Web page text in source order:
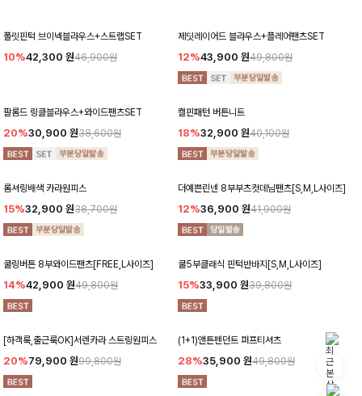
폴릿핀턱 브이넥블라우스+스트랩SET
10%42,300 원46,900원
제딧레이어드 블라우스+플레어팬츠SET
12%43,900 원49,800원
팔롬드 링클블라우스+와이드팬츠SET
20%30,900 원38,600원
캘핀패턴 버튼니트
18%32,900 원40,100원
롬셔링배색 카라원피스
15%32,900 원38,700원
더예쁜린넨 8부부츠컷데님팬츠[S,M,L사이즈]
12%36,900 원41,900원
쿨링버튼 8부와이드팬츠[FREE,L사이즈]
14%42,900 원49,800원
쿨5부클래식 핀턱반바지[S,M,L사이즈]
15%33,900 원39,800원
[하객룩,출근룩OK]서렌카라 스트링원피스
20%79,900 원99,800원
(1+1)앤튼펜던트 퍼프티셔츠
28%35,900 원49,800원